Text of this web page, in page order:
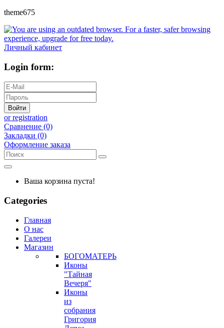
theme675
Личный кабинет
Login form:
Войти
or registration
Сравнение (0)
Закладки (0)
Оформление заказа
Ваша корзина пуста!
Categories
Главная
О нас
Галереи
Магазин
БОГОМАТЕРЬ
Иконы
"Тайная
Вечеря"
Иконы
из
собрания
Григория